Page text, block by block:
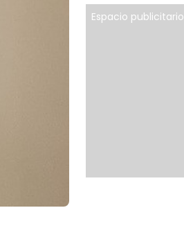
Espacio publicitario